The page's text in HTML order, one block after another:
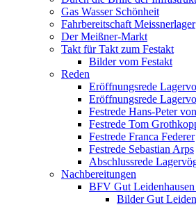
Gas Wasser Schönheit
Fahrbereitschaft Meissnerlager
Der Meißner-Markt
Takt für Takt zum Festakt
Bilder vom Festakt
Reden
Eröffnungsrede
Eröffnungsrede
Festrede Hans-Peter
Festrede Tom
Festrede Franca Federer
Festrede Sebastian Arps
Abschlussrede
Nachbereitungen
BFV Gut
Bilder Gut